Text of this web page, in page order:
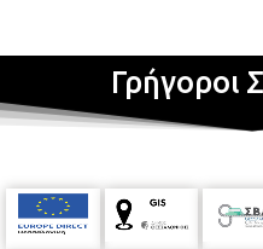
Γρήγοροι